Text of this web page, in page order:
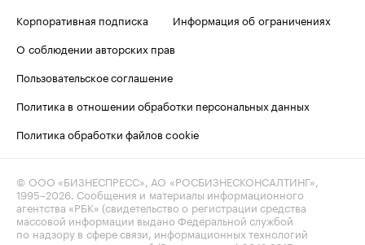
Корпоративная подписка
Информация об ограничениях
О соблюдении авторских прав
Пользовательское соглашение
Политика в отношении обработки персональных данных
Политика обработки файлов cookie
© ООО «БИЗНЕСПРЕСС», АО «РОСБИЗНЕСКОНСАЛТИНГ»,
1995–2026 . Сообщения и материалы информационного
агентства «РБК» (свидетельство о регистрации средства
массовой информации выдано Федеральной службой
по надзору в сфере связи, информационных технологий